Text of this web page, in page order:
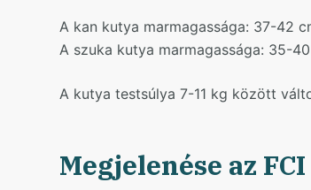
A kan kutya marmagassága: 37-42
A szuka kutya marmagassága: 35-
A kutya testsúlya 7-11 kg között
Megjelenése az